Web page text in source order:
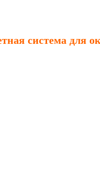
система для